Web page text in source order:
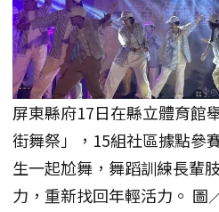
屏東縣府17日在縣立體育館
街舞祭」，15組社區據點參
生一起尬舞，舞蹈訓練長輩
力，重新找回年輕活力。 圖